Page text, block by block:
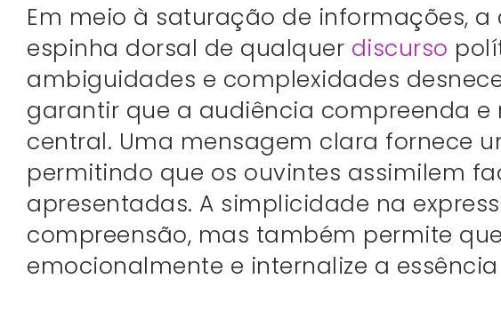
Em meio à saturação de informações,
espinha dorsal de qualquer discurso
ambiguidades e complexidades
garantir que a audiência compreenda e
central. Uma mensagem clara fornece
permitindo que os ouvintes assimilem
apresentadas. A simplicidade na
compreensão, mas também permite
emocionalmente e internalize a